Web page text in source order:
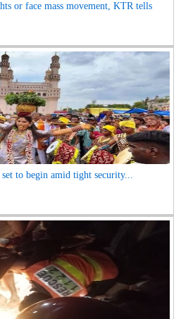
or face mass movement, KTR tells
to begin amid tight security...